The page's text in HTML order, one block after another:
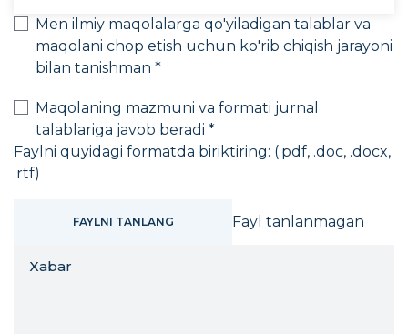
Men ilmiy maqolalarga qo'yiladigan talablar va
maqolani chop etish uchun ko'rib chiqish jarayoni
bilan tanishman *
Maqolaning mazmuni va formati jurnal
talablariga javob beradi *
Faylni quyidagi formatda biriktiring: (.pdf, .doc, .docx,
.rtf)
FAYLNI TANLANG Fayl tanlanmagan